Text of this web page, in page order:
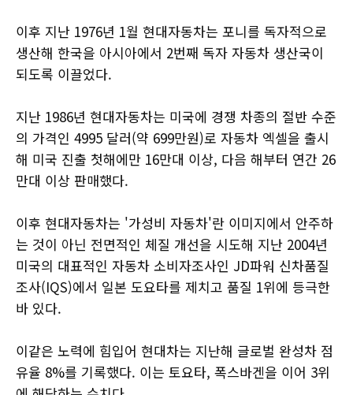
이후 지난 1976년 1월 현대자동차는 포니를 독자적으로
생산해 한국을 아시아에서 2번째 독자 자동차 생산국이
되도록 이끌었다.
지난 1986년 현대자동차는 미국에 경쟁 차종의 절반 수준
의 가격인 4995 달러(약 699만원)로 자동차 엑셀을 출시
해 미국 진출 첫해에만 16만대 이상, 다음 해부터 연간 26
만대 이상 판매했다.
이후 현대자동차는 '가성비 자동차'란 이미지에서 안주하
는 것이 아닌 전면적인 체질 개선을 시도해 지난 2004년
미국의 대표적인 자동차 소비자조사인 JD파워 신차품질
조사(IQS)에서 일본 도요타를 제치고 품질 1위에 등극한
바 있다.
이같은 노력에 힘입어 현대차는 지난해 글로벌 완성차 점
유율 8%를 기록했다. 이는 토요타, 폭스바겐을 이어 3위